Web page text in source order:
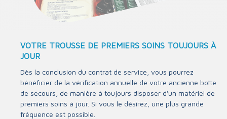
VOTRE TROUSSE DE PREMIERS SOINS TOUJOURS À
JOUR
Dès la conclusion du contrat de service, vous pourrez
bénéficier de la vérification annuelle de votre ancienne boîte
de secours, de manière à toujours disposer d'un matériel de
premiers soins à jour. Si vous le désirez, une plus grande
fréquence est possible.